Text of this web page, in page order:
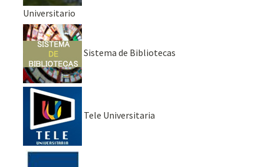
Universitario
Sistema de Bibliotecas
Tele Universitaria